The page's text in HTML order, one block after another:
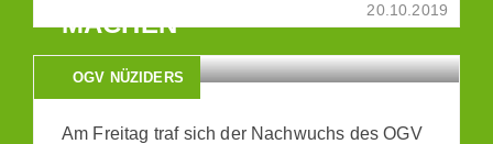
20.10.2019
MACHEN
OGV NÜZIDERS
Am Freitag traf sich der Nachwuchs des OGV